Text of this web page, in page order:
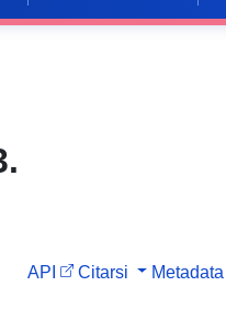
API Citarsi Metadata